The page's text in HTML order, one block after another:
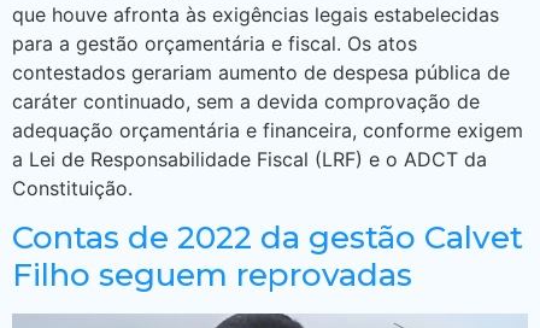
que houve afronta às exigências legais estabelecidas
para a gestão orçamentária e fiscal. Os atos
contestados gerariam aumento de despesa pública de
caráter continuado, sem a devida comprovação de
adequação orçamentária e financeira, conforme exigem
a Lei de Responsabilidade Fiscal (LRF) e o ADCT da
Constituição.
Contas de 2022 da gestão Calvet
Filho seguem reprovadas